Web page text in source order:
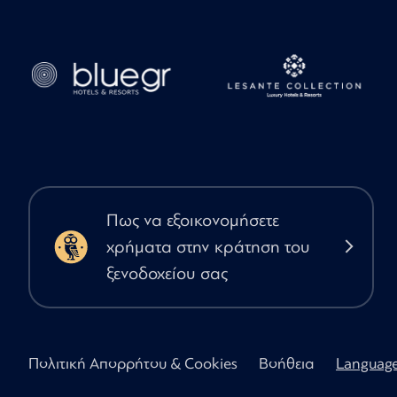
Πως να εξοικονομήσετε
χρήματα στην κράτηση του
ξενοδοχείου σας
Πολιτική Απορρήτου & Cookies Βοήθεια